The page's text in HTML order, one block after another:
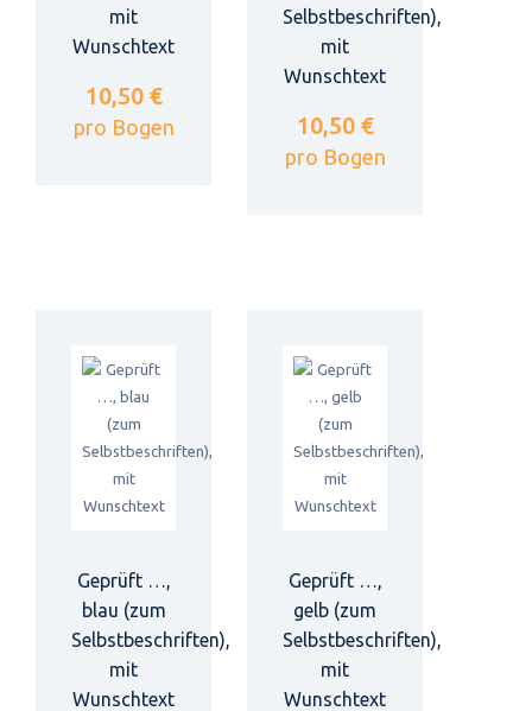
mit
Wunschtext
10,50 €
pro Bogen
Selbstbeschriften),
mit
Wunschtext
10,50 €
pro Bogen
Geprüft …,
blau (zum
Selbstbeschriften),
mit
Wunschtext
Geprüft …,
gelb (zum
Selbstbeschriften),
mit
Wunschtext